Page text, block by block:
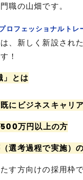
職の山畑です。
ロフェッショナルト
、新しく新設された
！
」とは
にビジネスキャリ
万円以上の方
選考過程で実施）
す方向けの採用枠で